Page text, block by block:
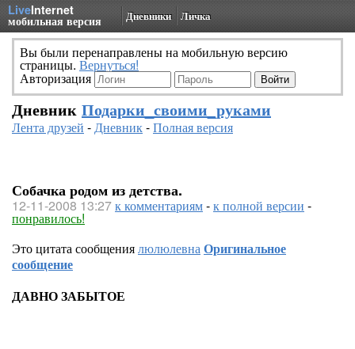
LiveInternet
мобильная версия Дневники Личка
Вы были перенаправлены на мобильную версию
страницы. Вернуться!
Авторизация
Дневник Подарки_своими_руками
Лента друзей -Дневник-Полная версия
Собачка родом из детства.
12-11-2008 13:27к комментариям-к полной версии -
понравилось!
Это цитата сообщениялюлюлевнаОригинальное
сообщение
ДАВНО ЗАБЫТОЕ